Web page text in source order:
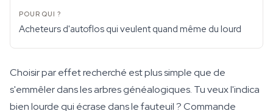
Acheteurs d'autoflos qui veulent quand même du lourd
Choisir par effet recherché est plus simple que de
s'emmêler dans les arbres généalogiques. Tu veux l'indica
bien lourde qui écrase dans le fauteuil ? Commande